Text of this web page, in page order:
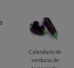
Calendario de
verduras de